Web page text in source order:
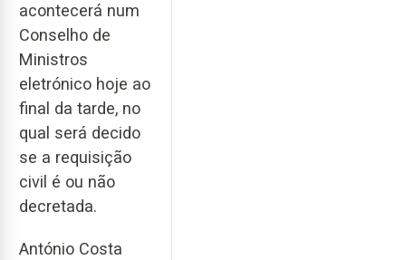
acontecerá num
Conselho de
Ministros
eletrónico hoje ao
final da tarde, no
qual será decido
se a requisição
civil é ou não
decretada.
António Costa